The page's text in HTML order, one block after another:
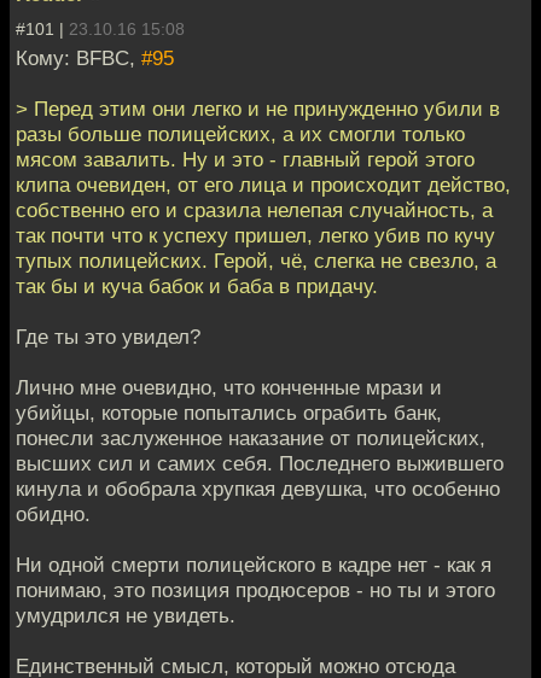
#101 | 23.10.16 15:08
Кому: BFBC, #95
> Перед этим они легко и не принужденно убили в
разы больше полицейских, а их смогли только
мясом завалить. Ну и это - главный герой этого
клипа очевиден, от его лица и происходит действо,
собственно его и сразила нелепая случайность, а
так почти что к успеху пришел, легко убив по кучу
тупых полицейских. Герой, чё, слегка не свезло, а
так бы и куча бабок и баба в придачу.
Где ты это увидел?
Лично мне очевидно, что конченные мрази и
убийцы, которые попытались ограбить банк,
понесли заслуженное наказание от полицейских,
высших сил и самих себя. Последнего выжившего
кинула и обобрала хрупкая девушка, что особенно
обидно.
Ни одной смерти полицейского в кадре нет - как я
понимаю, это позиция продюсеров - но ты и этого
умудрился не увидеть.
Единственный смысл, который можно отсюда